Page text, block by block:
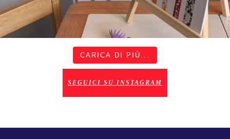
CARICA DI PIÙ...
SEGUICI SU INSTAGRAM